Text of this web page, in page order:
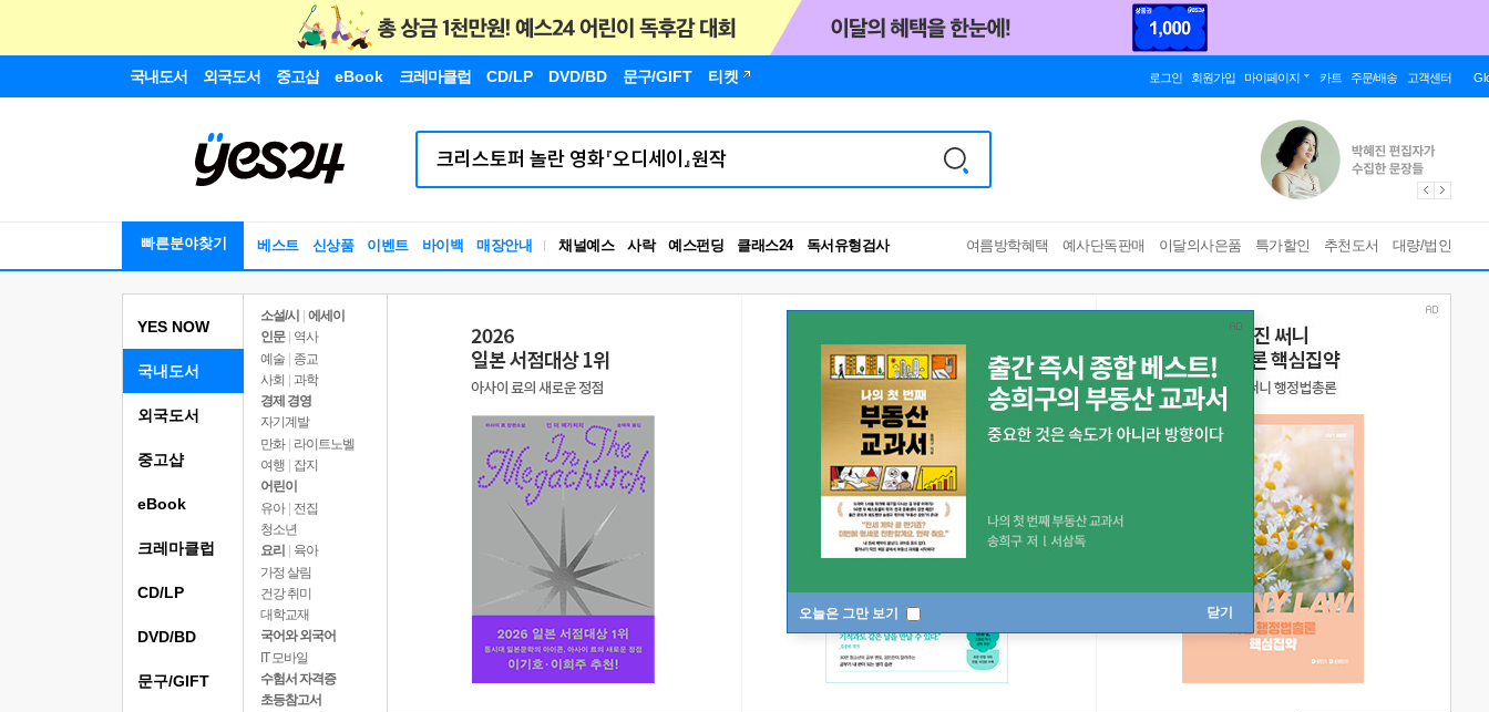
국내도서 외국도서 중고샵 eBook 크레마클럽 CD/LP DVD/BD 문구/GIFT 티켓 로그인 회원가입 마이페이지 카트 주문/배송 고객센터
빠른분야찾기 베스트 신상품 이벤트 바이백 매장안내 채널예스 사락 예스펀딩 클래스24
독서유형검사
RBTI Lab
독서유형검사
여름방학혜택 예사단독판매 이달의사은품 특가할인 추천도서 대량/법인
오늘은 그만 보기 닫기
YES NOW
국내도서
소설/시
에세이
인문
역사
예술 | 종교
사회 | 과학
경제 경영
자기계발
만화 | 라이트노벨
여행
잡지
어린이
유아 | 전집
청소년
요리
육아
가정 살림
건강 취미
대학교재
국어와 외국어
IT 모바일
수험서 자격증
초등참고서
외국도서
중고샵
eBook
크레마클럽
CD/LP
DVD/BD
문구/GIFT